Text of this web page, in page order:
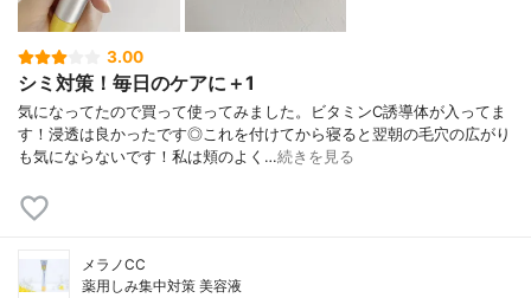
3.00
シミ対策！毎日のケアに＋1
気になってたので買って使ってみました。ビタミンC誘導体が入ってま
す！浸透は良かったです◎これを付けてから寝ると翌朝の毛穴の広がり
も気にならないです！私は頬のよく…続きを見る
メラノCC
薬用しみ集中対策 美容液